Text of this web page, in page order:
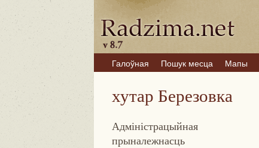
Галоўная Пошук месца Мапы
хутар Березовка
Адміністрацыйная
прыналежнасць